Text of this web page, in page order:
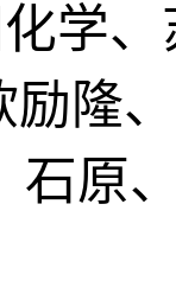
学
励隆
石原